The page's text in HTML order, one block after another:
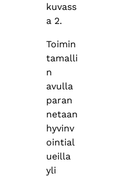
kuvass
a 2.
Toimin
tamalli
n
avulla
paran
netaan
hyvinv
ointial
ueilla
yli